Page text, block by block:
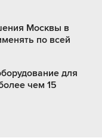
Москвы в
по всей
для
чем 15